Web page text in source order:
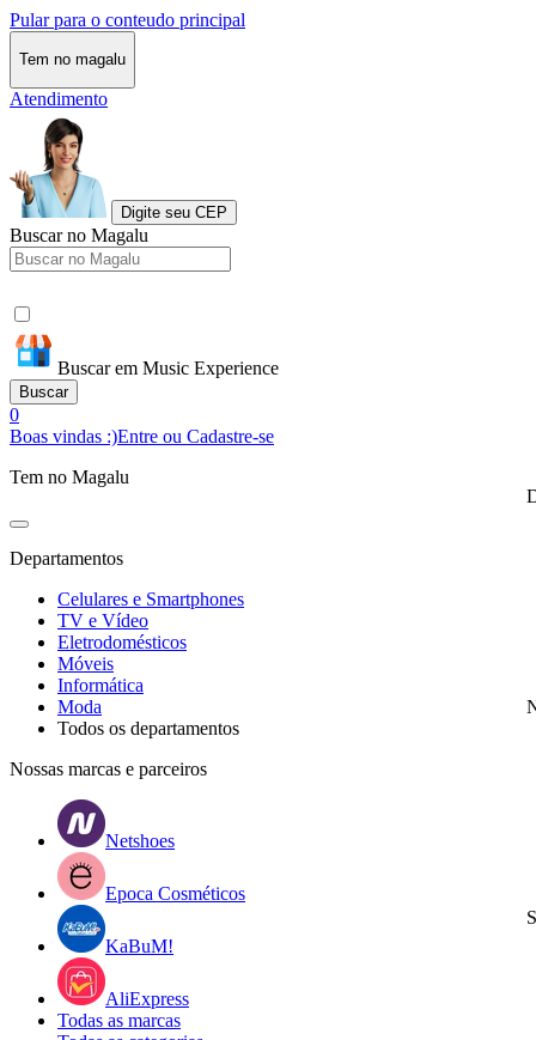
Pular para o conteudo principal
Tem no magalu
Atendimento
Digite seu CEP
Buscar no Magalu
Buscar em Music Experience
Buscar
0
Boas vindas :)Entre ou Cadastre-se
Tem no Magalu
Departamentos
Celulares e Smartphones
TV e Vídeo
Eletrodomésticos
Móveis
Informática
Moda
Todos os departamentos
Nossas marcas e parceiros
Netshoes
Epoca Cosméticos
KaBuM!
AliExpress
Todas as marcas